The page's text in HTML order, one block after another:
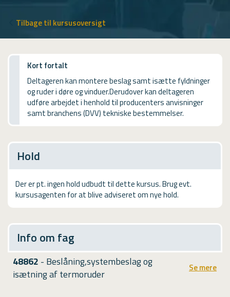
Kursusoversigt
VUF
PCR
USMA
Videoguides
Tilbage til kursusoversigt
Kort fortalt
Deltageren kan montere beslag samt isætte fyldninger
og ruder i døre og vinduer.Derudover kan deltageren
udføre arbejdet i henhold til producenters anvisninger
samt branchens (DVV) tekniske bestemmelser.
Hold
Der er pt. ingen hold udbudt til dette kursus. Brug evt.
kursusagenten for at blive adviseret om nye hold.
Info om fag
48862 - Beslåning,systembeslag og
isætning af termoruder
Se mere